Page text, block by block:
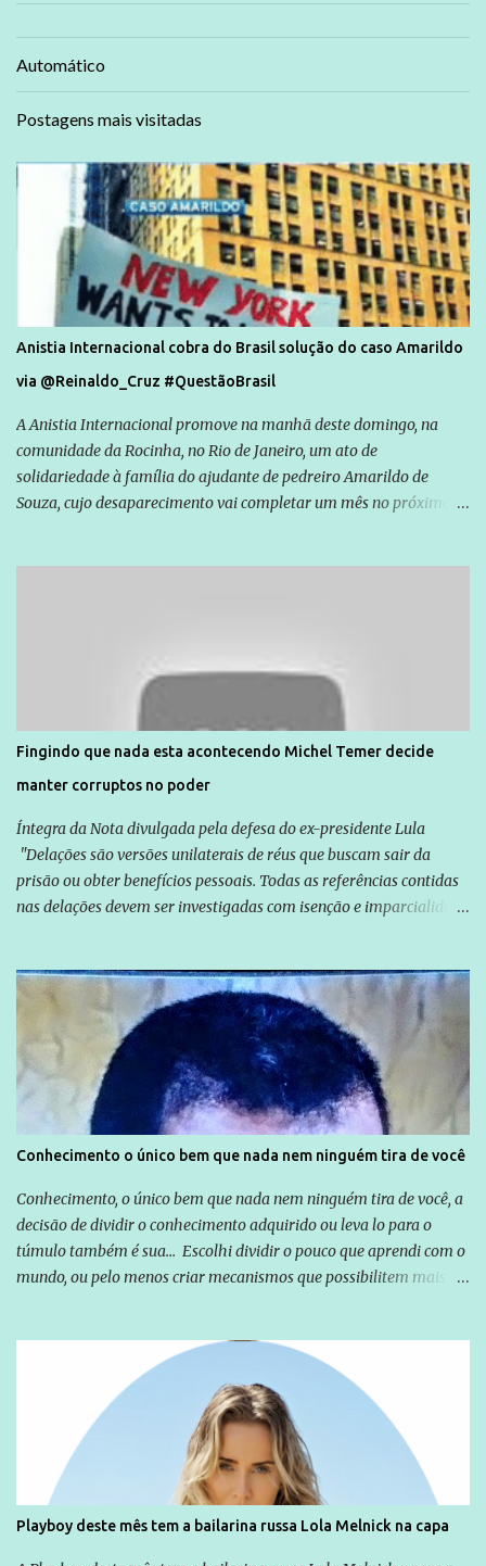
Automático
Postagens mais visitadas
Anistia Internacional cobra do Brasil solução do caso Amarildo
via @Reinaldo_Cruz #QuestãoBrasil
A Anistia Internacional promove na manhã deste domingo, na
comunidade da Rocinha, no Rio de Janeiro, um ato de
solidariedade à família do ajudante de pedreiro Amarildo de
Souza, cujo desaparecimento vai completar um mês no próximo
são vítimas de violência, estão em situação de risco ou têm seus
direitos violados. Leia mais: Anistia Internacional cobra do Brasil
solução do caso Amarildo - Terra Brasil
Fingindo que nada esta acontecendo Michel Temer decide
manter corruptos no poder
Íntegra da Nota divulgada pela defesa do ex-presidente Lula
"Delações são versões unilaterais de réus que buscam sair da
prisão ou obter benefícios pessoais. Todas as referências contidas
nas delações devem ser investigadas com isenção e imparcialidade
Globo manteve com o Grupo Odebrecht, citada na delação de
Emílio Odebrecht. Lula sempre atuou para promover o Brasil no
exterior, e não para promover determinadas empresas ou
empresários" Assina a nota o advogado Cristiano Zanin Martins
Conhecimento o único bem que nada nem ninguém tira de você
Conhecimento, o único bem que nada nem ninguém tira de você, a
decisão de dividir o conhecimento adquirido ou leva lo para o
túmulo também é sua... Escolhi dividir o pouco que aprendi com o
mundo, ou pelo menos criar mecanismos que possibilitem mais e
empreendedor da comunicação, que além de informação
cotidiana, corriqueira e cada vez mais preocupantes, do tipo que
você já esta acostumado a ver neste espaço, vou trabalhar a ideia
que possibilite distribuir não só informações, mas que gere de
forma consistente a riqueza do conhecimento... Exemplo: o
cidadão brasileiro não precisa só ser informado sobre operações
da Lava Jato, Reformas que podem retirar ou não direitos, ou
quem vai ser preso ou não; é preciso levar até as pessoas, do mais
Playboy deste mês tem a bailarina russa Lola Melnick na capa